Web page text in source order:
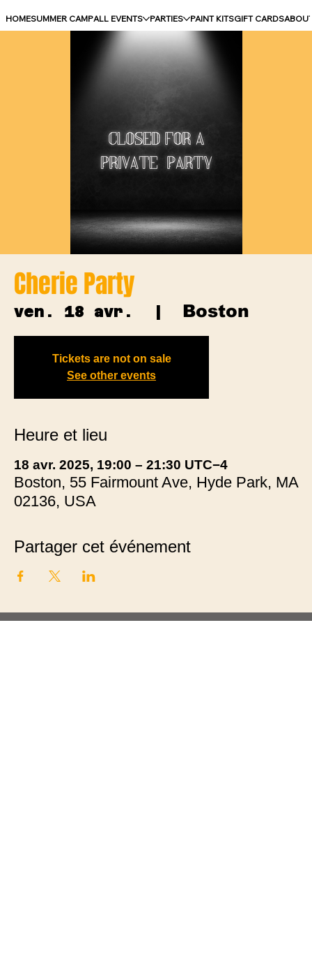
HOMESUMMER CAMPALL EVENTS PARTIES PAINT KITSGIFT CARDS
Cherie Party
ven. 18 avr.
  |
Boston
Tickets are not on sale
See other events
Heure et lieu
18 avr. 2025, 19:00 – 21:30 UTC−4
Boston, 55 Fairmount Ave, Hyde Park, MA
02136, USA
Partager cet événement